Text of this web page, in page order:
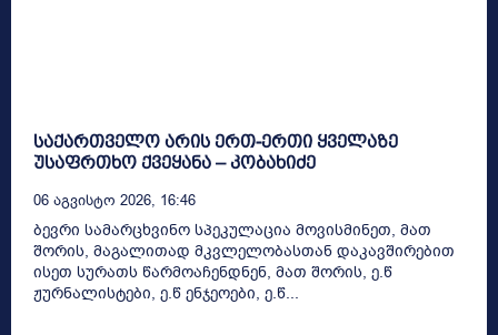
საქართველო არის ერთ-ერთი ყველაზე
უსაფრთხო ქვეყანა – კობახიძე
06 Აგვისტო 2026, 16:46
ბევრი სამარცხვინო სპეკულაცია მოვისმინეთ, მათ
შორის, მაგალითად მკვლელობასთან დაკავშირებით
ისეთ სურათს წარმოაჩენდნენ, მათ შორის, ე.წ
ჟურნალისტები, ე.წ ენჯეოები, ე.წ...